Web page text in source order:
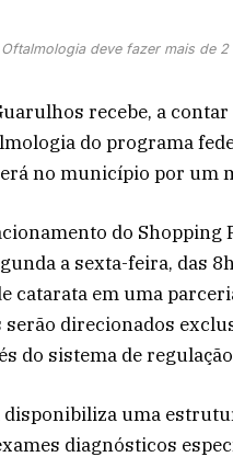
deve fazer mais de
recebe, a
do programa
no município por um
do Shopping
a sexta-feira, das
catarata em uma
serão direcionados
do sistema de
uma
diagnósticos